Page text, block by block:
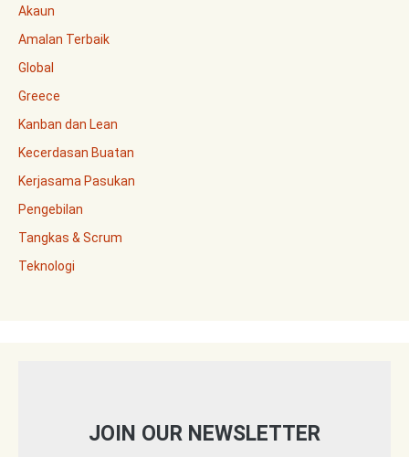
Akaun
Amalan Terbaik
Global
Greece
Kanban dan Lean
Kecerdasan Buatan
Kerjasama Pasukan
Pengebilan
Tangkas & Scrum
Teknologi
JOIN OUR NEWSLETTER